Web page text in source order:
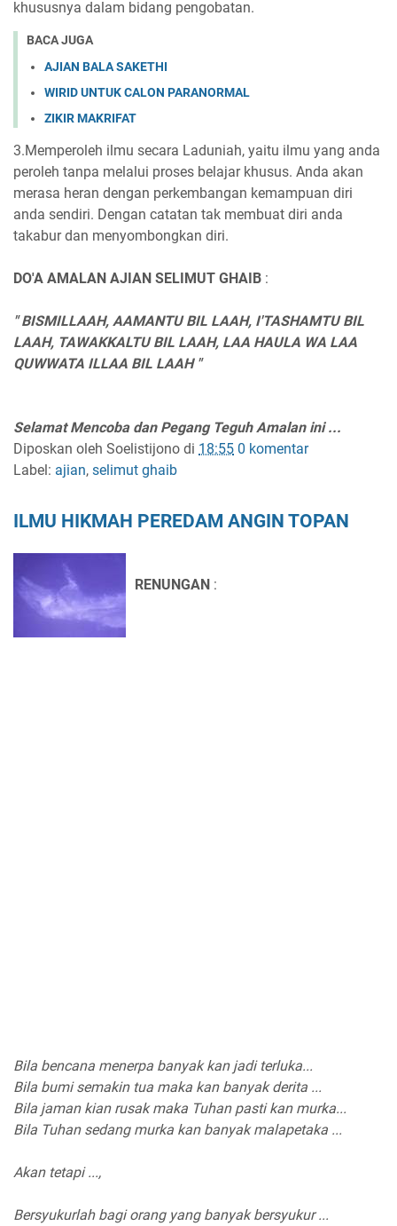
khususnya dalam bidang pengobatan.
BACA JUGA
AJIAN BALA SAKETHI
WIRID UNTUK CALON PARANORMAL
ZIKIR MAKRIFAT
3.Memperoleh ilmu secara Laduniah, yaitu ilmu yang anda
peroleh tanpa melalui proses belajar khusus. Anda akan
merasa heran dengan perkembangan kemampuan diri
anda sendiri. Dengan catatan tak membuat diri anda
takabur dan menyombongkan diri.
DO'A AMALAN AJIAN SELIMUT GHAIB :
" BISMILLAAH, AAMANTU BIL LAAH, I'TASHAMTU BIL
LAAH, TAWAKKALTU BIL LAAH, LAA HAULA WA LAA
QUWWATA ILLAA BIL LAAH "
Selamat Mencoba dan Pegang Teguh Amalan ini ...
Diposkan oleh Soelistijono di 18:55 0 komentar
Label: ajian, selimut ghaib
ILMU HIKMAH PEREDAM ANGIN TOPAN
RENUNGAN :
Bila bencana menerpa banyak kan jadi terluka...
Bila bumi semakin tua maka kan banyak derita ...
Bila jaman kian rusak maka Tuhan pasti kan murka...
Bila Tuhan sedang murka kan banyak malapetaka ...
Akan tetapi ...,
Bersyukurlah bagi orang yang banyak bersyukur ...